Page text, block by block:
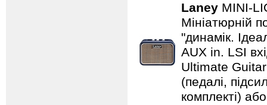
Laney MINI-
Мініатюрній
"динамік.
AUX in. LSI
Ultimate Guitar
(педалі,
комплекті)